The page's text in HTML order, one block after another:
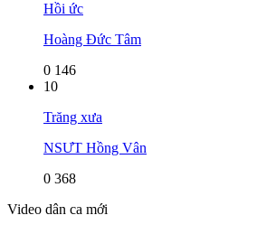
Hồi ức
Hoàng Đức Tâm
0 146
10
Trăng xưa
NSƯT Hồng Vân
0 368
Video dân ca mới